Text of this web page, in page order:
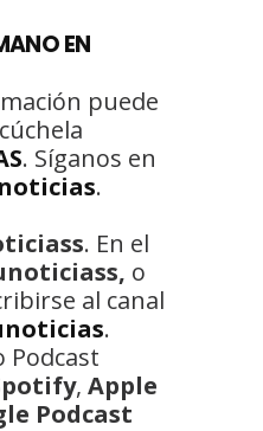
EN
puede
. Síganos en
.
. En el
o
al canal
.
Podcast
, Apple
Podcast